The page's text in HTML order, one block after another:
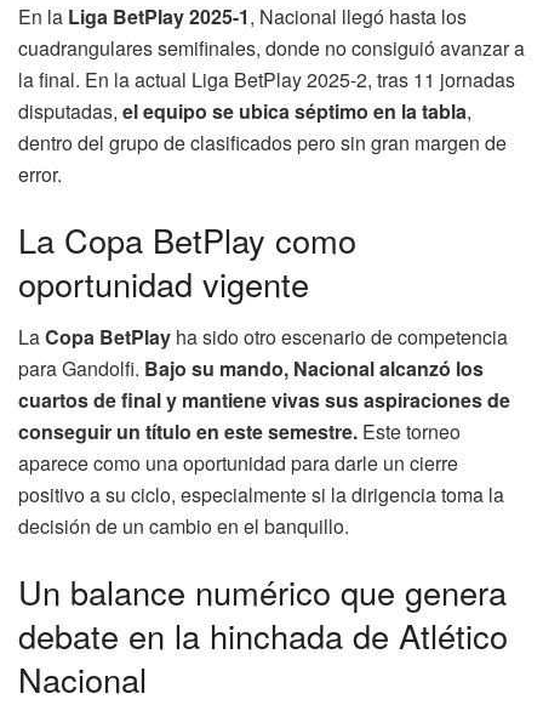
En la Liga BetPlay 2025-1, Nacional llegó hasta los
cuadrangulares semifinales, donde no consiguió avanzar a
la final. En la actual Liga BetPlay 2025-2, tras 11 jornadas
disputadas, el equipo se ubica séptimo en la tabla,
dentro del grupo de clasificados pero sin gran margen de
error.
La Copa BetPlay como
oportunidad vigente
LaCopa BetPlay ha sido otro escenario de competencia
para Gandolfi. Bajo su mando, Nacional alcanzó los
cuartos de final y mantiene vivas sus aspiraciones de
conseguir un título en este semestre. Este torneo
aparece como una oportunidad para darle un cierre
positivo a su ciclo, especialmente si la dirigencia toma la
decisión de un cambio en el banquillo.
Un balance numérico que genera
debate en la hinchada de Atlético
Nacional